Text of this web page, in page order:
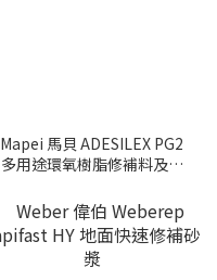
Mapei 馬貝 ADESILEX PG2
多用途環氧樹脂修補料及結